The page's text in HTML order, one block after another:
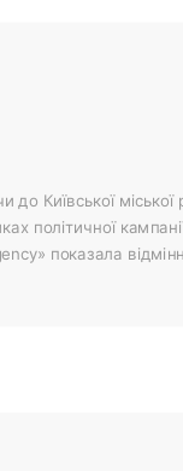
Київської
політичної
показала